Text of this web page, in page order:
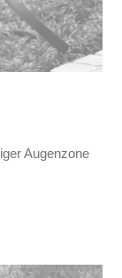
Augenzone